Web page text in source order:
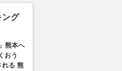
ング
熊本へ
おう
れる 熊